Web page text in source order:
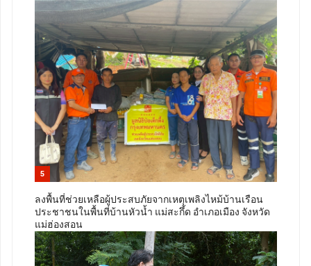
5
ลงพื้นที่ช่วยเหลือผู้ประสบภัยจากเหตุเพลิงไหม้บ้านเรือน
ประชาชนในพื้นที่บ้านหัวน้ำ แม่สะกึ้ด อำเภอเมือง จังหวัด
แม่ฮ่องสอน